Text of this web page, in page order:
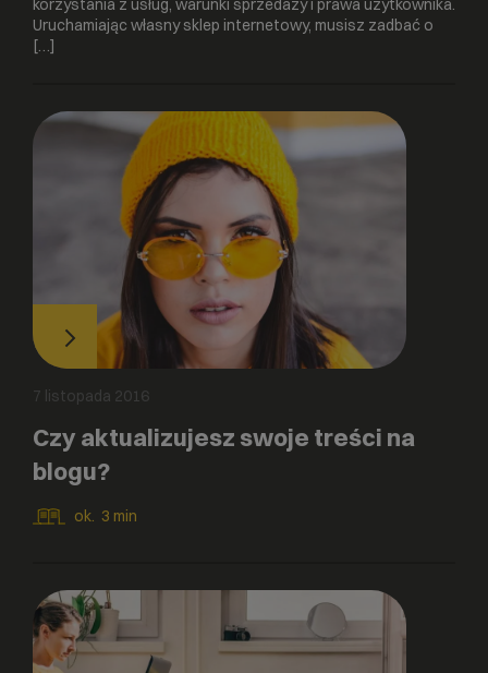
korzystania z usług, warunki sprzedaży i prawa użytkownika.
Uruchamiając własny sklep internetowy, musisz zadbać o
[…]
7 listopada 2016
Czy aktualizujesz swoje treści na
blogu?
ok. 3 min